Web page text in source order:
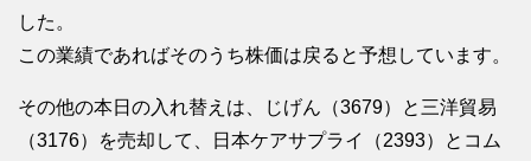
した。
この業績であればそのうち株価は戻ると予想しています。
その他の本日の入れ替えは、じげん（3679）と三洋貿易
（3176）を売却して、日本ケアサプライ（2393）とコム